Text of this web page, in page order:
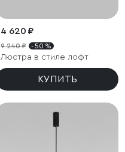
4 620 ₽
9 240 ₽ - 50 %
Люстра в стиле лофт
КУПИТЬ